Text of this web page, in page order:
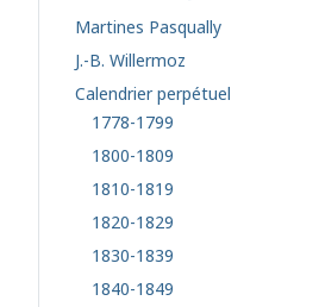
Martines Pasqually
J.-B. Willermoz
Calendrier perpétuel
1778-1799
1800-1809
1810-1819
1820-1829
1830-1839
1840-1849